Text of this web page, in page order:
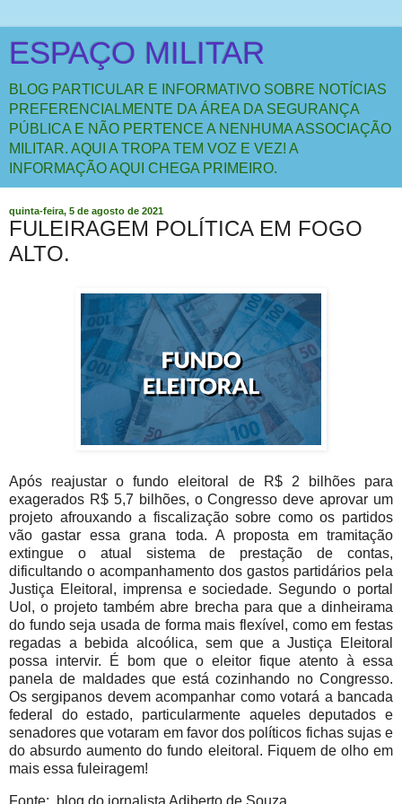
ESPAÇO MILITAR
BLOG PARTICULAR E INFORMATIVO SOBRE NOTÍCIAS
PREFERENCIALMENTE DA ÁREA DA SEGURANÇA
PÚBLICA E NÃO PERTENCE A NENHUMA ASSOCIAÇÃO
MILITAR. AQUI A TROPA TEM VOZ E VEZ! A
INFORMAÇÃO AQUI CHEGA PRIMEIRO.
quinta-feira, 5 de agosto de 2021
FULEIRAGEM POLÍTICA EM FOGO
ALTO.
Após reajustar o fundo eleitoral de R$ 2 bilhões para
exagerados R$ 5,7 bilhões, o Congresso deve aprovar um
projeto afrouxando a fiscalização sobre como os partidos
vão gastar essa grana toda. A proposta em tramitação
extingue o atual sistema de prestação de contas,
dificultando o acompanhamento dos gastos partidários pela
Justiça Eleitoral, imprensa e sociedade. Segundo o portal
Uol, o projeto também abre brecha para que a dinheirama
do fundo seja usada de forma mais flexível, como em festas
regadas a bebida alcoólica, sem que a Justiça Eleitoral
possa intervir. É bom que o eleitor fique atento à essa
panela de maldades que está cozinhando no Congresso.
Os sergipanos devem acompanhar como votará a bancada
federal do estado, particularmente aqueles deputados e
senadores que votaram em favor dos políticos fichas sujas e
do absurdo aumento do fundo eleitoral. Fiquem de olho em
mais essa fuleiragem!
Fonte: blog do jornalista Adiberto de Souza